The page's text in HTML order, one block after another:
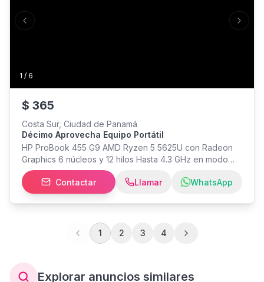
1 / 6
Previous slide Next
$ 365
Costa Sur, Ciudad de Panamá
Décimo Aprovecha Equipo Portátil
HP ProBook 455 G9 AMD Ryzen 5 5625U con Radeon
Graphics 6 núcleos y 12 hilos Hasta 4.3 GHz en modo
Turbo 16 GB RAM DDR4 3200 MHz SSD NVMe de 512
GB (477 GB utilizables) Pantalla de 15.6" Full HD
Windows 11 Pro Gráficos AMD Radeon integrados
Contactar Llamar WhatsApp
1 2 3 4
Explorar anuncios similares